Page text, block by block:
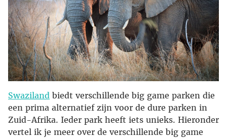
Swaziland biedt verschillende big game parken die
een prima alternatief zijn voor de dure parken in
Zuid-Afrika. Ieder park heeft iets unieks. Hieronder
vertel ik je meer over de verschillende big game